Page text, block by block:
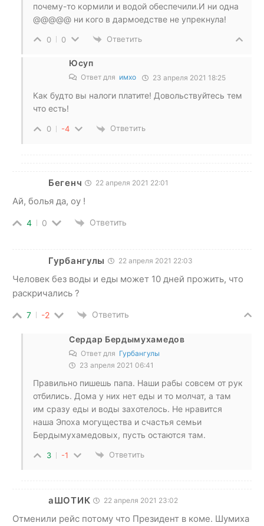
почему-то кормили и водой обеспечили.И ни одна
@@@@@ ни кого в дармоедстве не упрекнула!
0 0 Ответить
Юсуп
Ответ для имхо 23 апреля 2021 18:25
Как будто вы налоги платите! Довольствуйтесь тем
что есть!
0 -4 Ответить
Бегенч 22 апреля 2021 22:01
Ай, болья да, оу !
4 0 Ответить
Гурбангулы 22 апреля 2021 22:03
Человек без воды и еды может 10 дней прожить, что
раскричались ?
7 -2 Ответить
Сердар Бердымухамедов
Ответ для Гурбангулы
23 апреля 2021 06:41
Правильно пишешь папа. Наши рабы совсем от рук
отбились. Дома у них нет еды и то молчат, а там
им сразу еды и воды захотелось. Не нравится
наша Эпоха могущества и счастья семьи
Бердымухамедовых, пусть остаются там.
3 -1 Ответить
аШОТИК 22 апреля 2021 23:02
Отменили рейс потому что Президент в коме. Шумиха